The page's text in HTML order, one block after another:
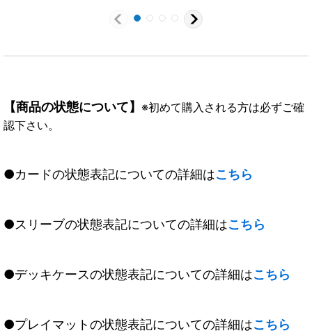
045a/CB21-045b}
《赤》
【商品の状態について】 ※初めて購入される方は必ずご確
認下さい。
●カードの状態表記についての詳細はこちら
●スリーブの状態表記についての詳細はこちら
●デッキケースの状態表記についての詳細はこちら
●プレイマットの状態表記についての詳細はこちら